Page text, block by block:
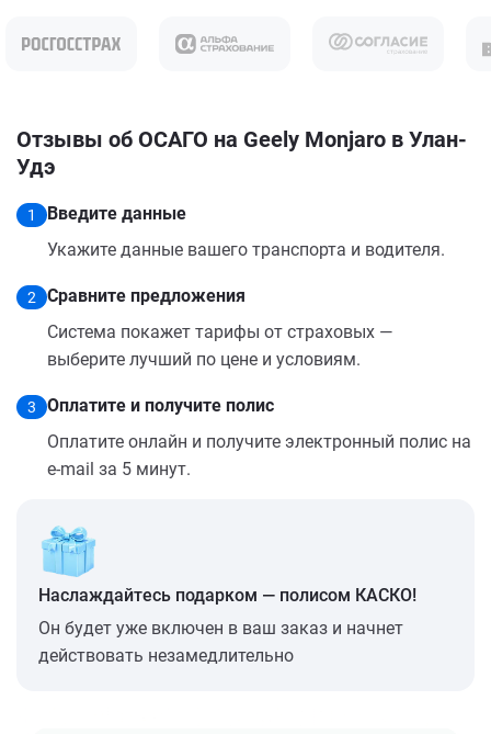
Отзывы об ОСАГО на Geely Monjaro в Улан-
Удэ
1
Введите данные
Укажите данные вашего транспорта и водителя.
2
Сравните предложения
Система покажет тарифы от страховых —
выберите лучший по цене и условиям.
3
Оплатите и получите полис
Оплатите онлайн и получите электронный полис на
e-mail за 5 минут.
Наслаждайтесь подарком — полисом КАСКО!
Он будет уже включен в ваш заказ и начнет
действовать незамедлительно